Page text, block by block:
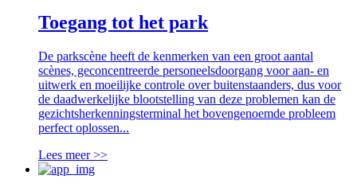
Toegang tot het park
De parkscène heeft de kenmerken van een groot aantal
scènes, geconcentreerde personeelsdoorgang voor aan- en
uitwerk en moeilijke controle over buitenstaanders, dus voor
de daadwerkelijke blootstelling van deze problemen kan de
gezichtsherkenningsterminal het bovengenoemde probleem
perfect oplossen...
Lees meer >>